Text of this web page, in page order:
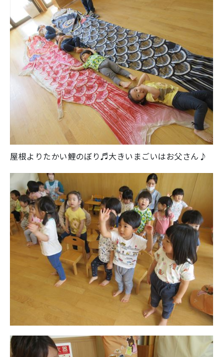
屋根よりたかい鯉のぼり♬大きいまごいはお父さん♪